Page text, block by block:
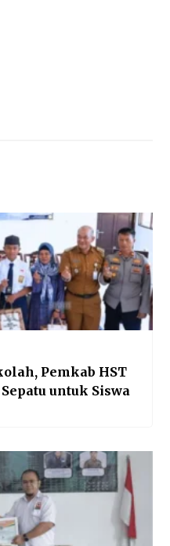
Pemkab HST
untuk Siswa